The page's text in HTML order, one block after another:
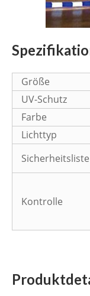
Größe
UV-Schutz
Farbe
Lichttyp
Sicherheitsliste
Kontrolle